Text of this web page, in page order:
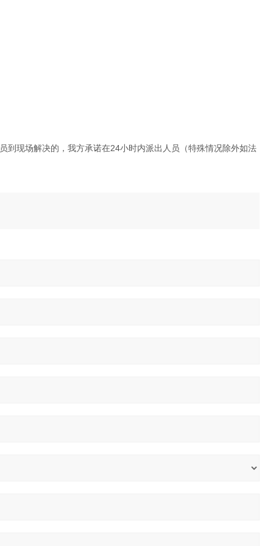
到现场解决的，我方承诺在24小时内派出人员（特殊情况除外如法